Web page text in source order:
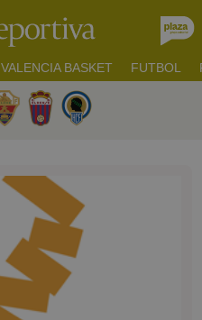
VALENCIA BASKET FUTBOL